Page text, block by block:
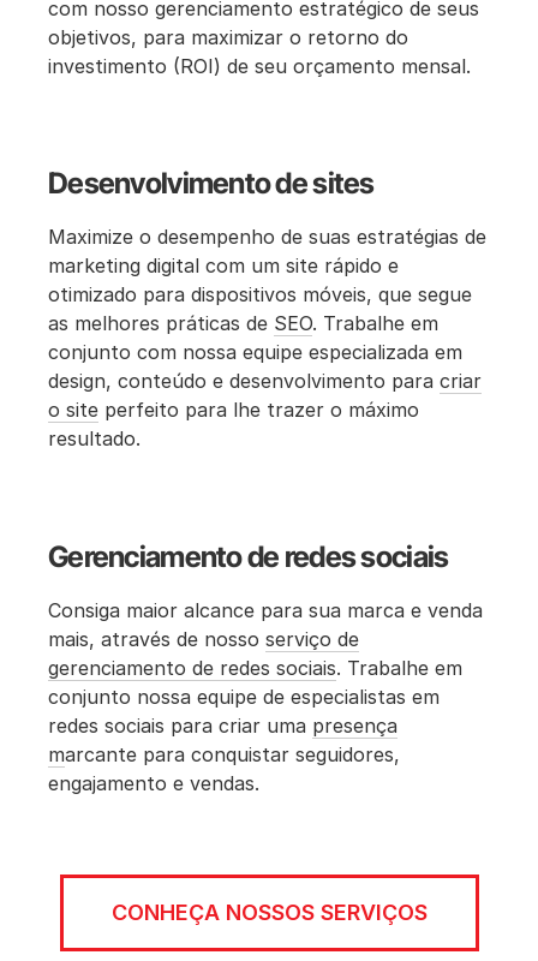
com nosso gerenciamento estratégico de seus
objetivos, para maximizar o retorno do
investimento (ROI) de seu orçamento mensal.
Desenvolvimento de sites
Maximize o desempenho de suas estratégias de
marketing digital com um site rápido e
otimizado para dispositivos móveis, que segue
as melhores práticas de SEO. Trabalhe em
conjunto com nossa equipe especializada em
design, conteúdo e desenvolvimento para criar
o site perfeito para lhe trazer o máximo
resultado.
Gerenciamento de redes sociais
Consiga maior alcance para sua marca e venda
mais, através de nosso serviço de
gerenciamento de redes sociais. Trabalhe em
conjunto nossa equipe de especialistas em
redes sociais para criar uma presença
marcante para conquistar seguidores,
engajamento e vendas.
CONHEÇA NOSSOS SERVIÇOS